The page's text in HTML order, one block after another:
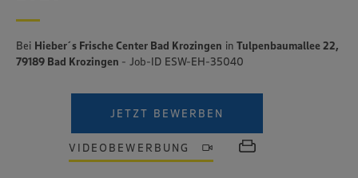
Bei Hieber´s Frische Center Bad Krozingen in Tulpenbaumallee 22,
79189 Bad Krozingen - Job-ID ESW-EH-35040
JETZT BEWERBEN
VIDEOBEWERBUNG